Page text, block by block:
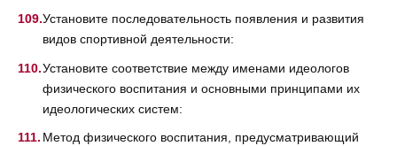
Установите последовательность появления и развития
видов спортивной деятельности:
Установите соответствие между именами идеологов
физического воспитания и основными принципами их
идеологических систем:
Метод физического воспитания, предусматривающий